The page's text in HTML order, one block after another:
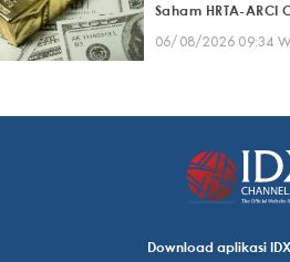
Saham HRTA-ARCI
06/08/2026 09:34
Download aplikasi